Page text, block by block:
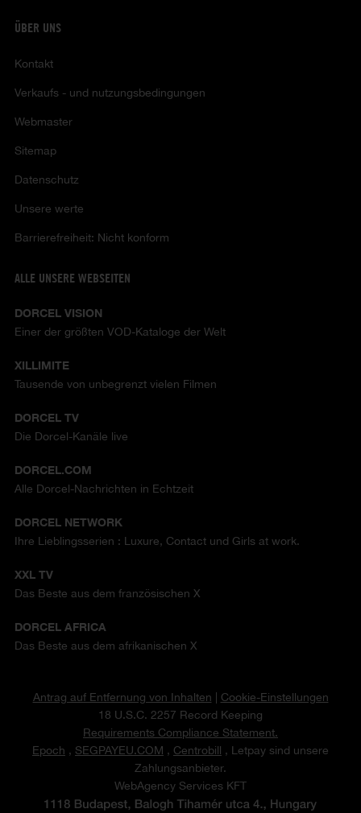
ÜBER UNS
Kontakt
Verkaufs - und nutzungsbedingungen
Webmaster
Sitemap
Datenschutz
Unsere werte
Barrierefreiheit: Nicht konform
ALLE UNSERE WEBSEITEN
DORCEL VISION
Einer der größten VOD-Kataloge der Welt
XILLIMITE
Tausende von unbegrenzt vielen Filmen
DORCEL TV
Die Dorcel-Kanäle live
DORCEL.COM
Alle Dorcel-Nachrichten in Echtzeit
DORCEL NETWORK
Ihre Lieblingsserien : Luxure, Contact und Girls at work.
XXL TV
Das Beste aus dem französischen X
DORCEL AFRICA
Das Beste aus dem afrikanischen X
Antrag auf Entfernung von Inhalten
Cookie-Einstellungen
18 U.S.C. 2257 Record Keeping
Requirements Compliance Statement.
Epoch , SEGPAYEU.COM , Centrobill , Letpay sind unsere
Zahlungsanbieter.
WebAgency Services KFT